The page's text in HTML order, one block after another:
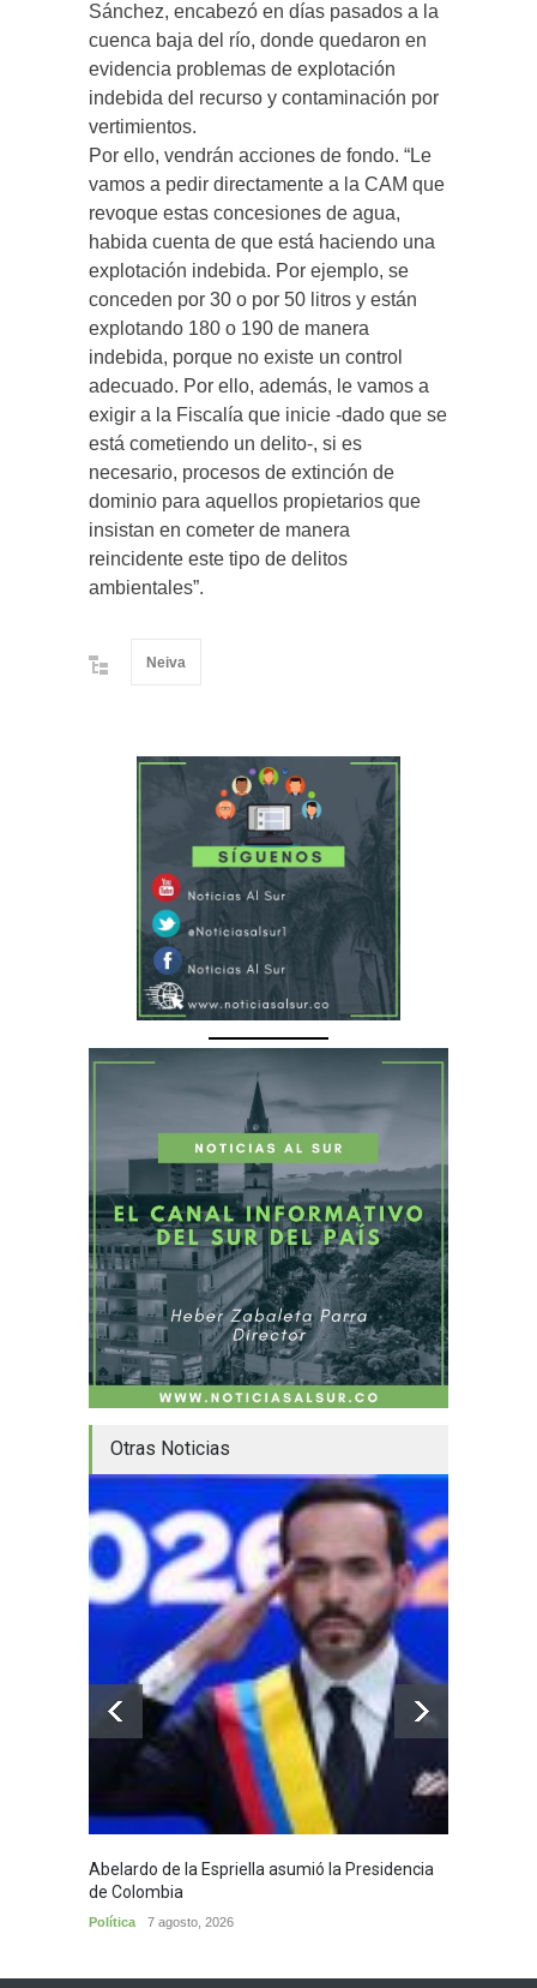
Sánchez, encabezó en días pasados a la
cuenca baja del río, donde quedaron en
evidencia problemas de explotación
indebida del recurso y contaminación por
vertimientos.
Por ello, vendrán acciones de fondo. “Le
vamos a pedir directamente a la CAM que
revoque estas concesiones de agua,
habida cuenta de que está haciendo una
explotación indebida. Por ejemplo, se
conceden por 30 o por 50 litros y están
explotando 180 o 190 de manera
indebida, porque no existe un control
adecuado. Por ello, además, le vamos a
exigir a la Fiscalía que inicie -dado que se
está cometiendo un delito-, si es
necesario, procesos de extinción de
dominio para aquellos propietarios que
insistan en cometer de manera
reincidente este tipo de delitos
ambientales”.
Neiva
Otras Noticias
Abelardo de la Espriella asumió la Presidencia
de Colombia
Política 7 agosto, 2026